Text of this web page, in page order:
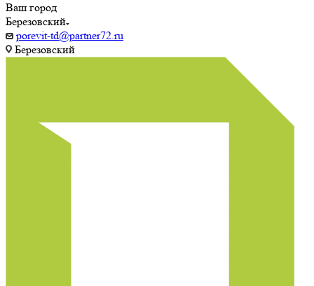
Ваш город
Березовский
porevit-td@partner72.ru
Березовский